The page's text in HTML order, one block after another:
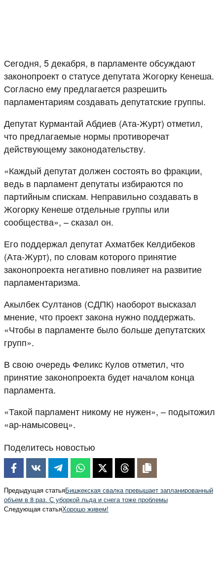
Сегодня, 5 декабря, в парламенте обсуждают
законопроект о статусе депутата Жогорку Кенеша.
Согласно ему предлагается разрешить
парламентариям создавать депутатские группы.
Депутат Курмантай Абдиев (Ата-Журт) отметил,
что предлагаемые нормы противоречат
действующему законодательству.
«Каждый депутат должен состоять во фракции,
ведь в парламент депутаты избираются по
партийным спискам. Неправильно создавать в
Жогорку Кенеше отдельные группы или
сообщества», – сказал он.
Его поддержал депутат Ахматбек Келдибеков
(Ата-Журт), по словам которого принятие
законопроекта негативно повлияет на развитие
парламентаризма.
Акылбек Султанов (СДПК) наоборот высказал
мнение, что проект закона нужно поддержать.
«Чтобы в парламенте было больше депутатских
групп».
В свою очередь Феликс Кулов отметил, что
принятие законопроекта будет началом конца
парламента.
«Такой парламент никому не нужен», – подытожил
«ар-намысовец».
Поделитесь новостью
Предыдущая статьяБишкекская свалка превышает запланированный
объем в 8 раз. С уборкой льда и снега тоже проблемы
Следующая статьяХорошо живем!